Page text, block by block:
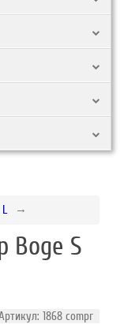
Boge S
1868 compr